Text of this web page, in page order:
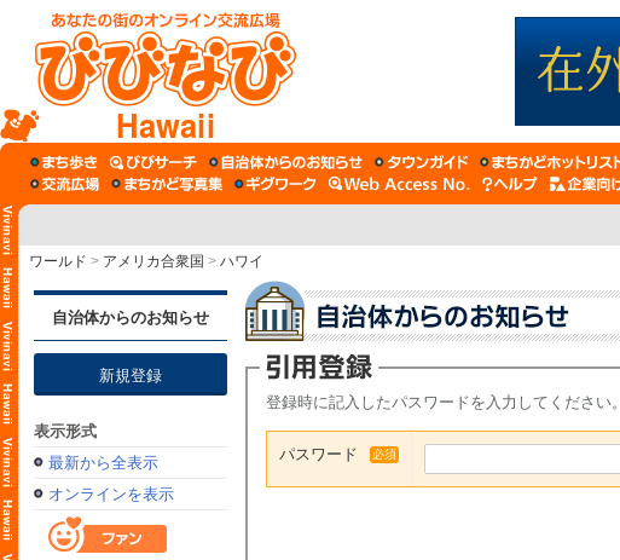
Hawaii
ワールド > アメリカ合衆国 > ハワイ
自治体からのお知らせ
新規登録
表示形式
最新から全表示
オンラインを表示
登録時に記入したパスワードを入力してください。
パスワード 必須